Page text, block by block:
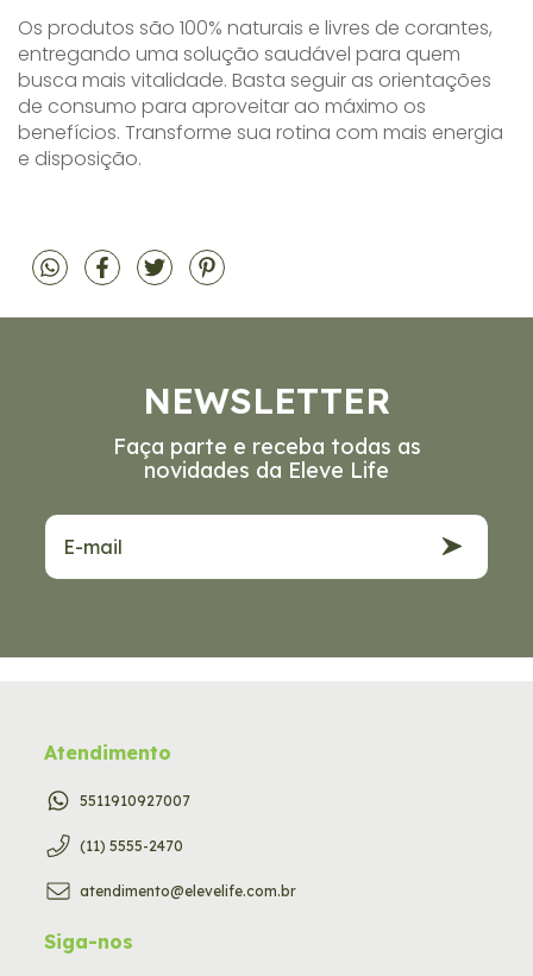
Os produtos são 100% naturais e livres de corantes,
entregando uma solução saudável para quem
busca mais vitalidade. Basta seguir as orientações
de consumo para aproveitar ao máximo os
benefícios. Transforme sua rotina com mais energia
e disposição.
NEWSLETTER
Faça parte e receba todas as
novidades da Eleve Life
Atendimento
5511910927007
(11) 5555-2470
atendimento@elevelife.com.br
Siga-nos